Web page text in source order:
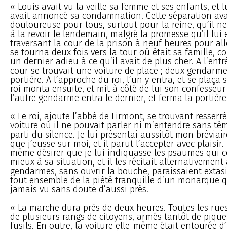
« Louis avait vu la veille sa femme et ses enfants, et
avait annoncé sa condamnation. Cette séparation
douloureuse pour tous, surtout pour la reine, qu’il
à la revoir le lendemain, malgré la promesse qu’il lui
traversant la cour de la prison à neuf heures pour
se tourna deux fois vers la tour où était sa famille,
un dernier adieu à ce qu’il avait de plus cher. A
cour se trouvait une voiture de place ; deux
portière. A l’approche du roi, l’un y entra, et se plaça
roi monta ensuite, et mit à côté de lui son
l’autre gendarme entra le dernier, et ferma la
« Le roi, ajoute l’abbé de Firmont, se trouvant
voiture où il ne pouvait parler ni m’entendre sans
parti du silence. Je lui présentai aussitôt mon
que j’eusse sur moi, et il parut l’accepter avec
même désirer que je lui indiquasse les psaumes qui
mieux à sa situation, et il les récitait alternativement
gendarmes, sans ouvrir la bouche, paraissaient
tout ensemble de la piété tranquille d’un monarque
jamais vu sans doute d’aussi près.
« La marche dura près de deux heures. Toutes les
de plusieurs rangs de citoyens, armés tantôt de
fusils. En outre, la voiture elle-même était entourée